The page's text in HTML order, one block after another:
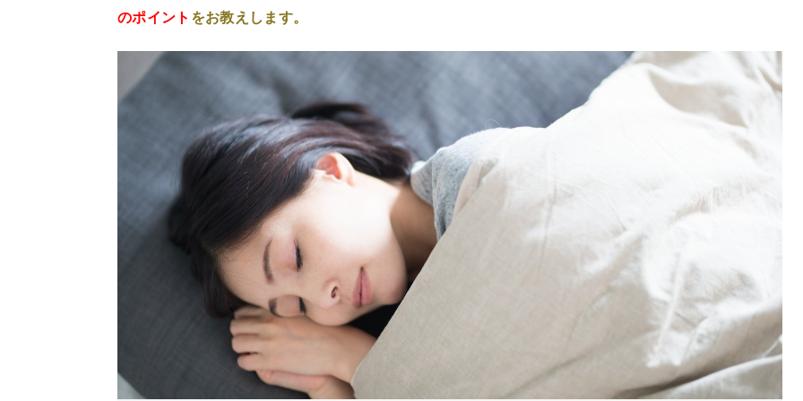
のポイント をお教えします。